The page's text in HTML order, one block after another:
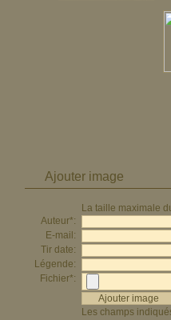
Ajouter image
La taille maximale
Auteur*:
E-mail:
Tir date:
Légende:
Fichier*:
Les champs